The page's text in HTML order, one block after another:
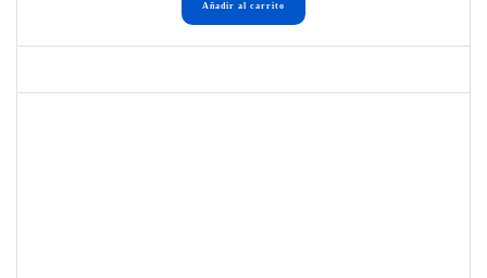
Añadir al carrito